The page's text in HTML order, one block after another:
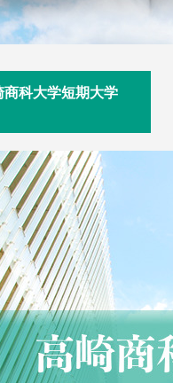
商科大学短期大学